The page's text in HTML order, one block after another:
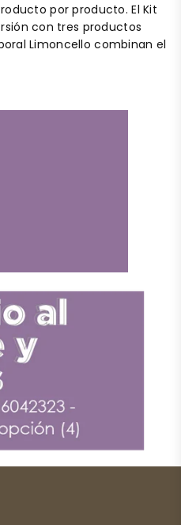
por producto. El Kit
con tres productos
Limoncello combinan el